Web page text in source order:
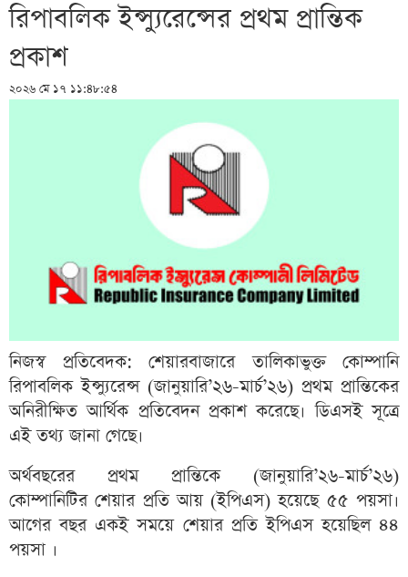
রিপাবলিক ইন্স্যুরেন্সের প্রথম প্রান্তিক
প্রকাশ
২০২৬ মে ১৭ ১১:৪৮:৫৪
নিজস্ব প্রতিবেদক: শেয়ারবাজারে তালিকাভুক্ত কোম্পানি
রিপাবলিক ইন্স্যুরেন্স (জানুয়ারি’২৬-মার্চ’২৬) প্রথম প্রান্তিকের
অনিরীক্ষিত আর্থিক প্রতিবেদন প্রকাশ করেছে। ডিএসই সূত্রে
এই তথ্য জানা গেছে।
অর্থবছরের প্রথম প্রান্তিকে (জানুয়ারি’২৬-মার্চ’২৬)
কোম্পানিটির শেয়ার প্রতি আয় (ইপিএস) হয়েছে ৫৫ পয়সা।
আগের বছর একই সময়ে শেয়ার প্রতি ইপিএস হয়েছিল ৪৪
পয়সা ।